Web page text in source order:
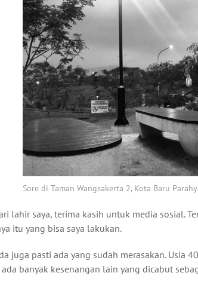
Sore di Taman Wangsakerta 2, Kota Baru
lahir saya, terima kasih untuk media sosial.
itu yang bisa saya lakukan.
juga pasti ada yang sudah merasakan. Usia
ada banyak kesenangan lain yang dicabut